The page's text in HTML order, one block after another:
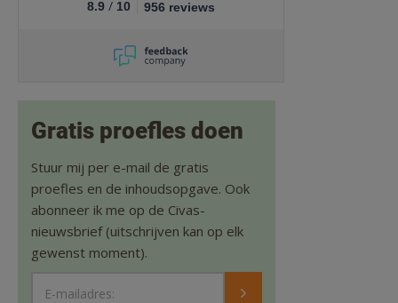
8.9 / 10 956 reviews
Gratis proefles doen
Stuur mij per e-mail de gratis
proefles en de inhoudsopgave. Ook
abonneer ik me op de Civas-
nieuwsbrief (uitschrijven kan op elk
gewenst moment).
E-mailadres: